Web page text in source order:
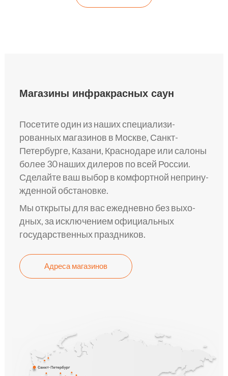
Магазины инфракрасных саун
Посе­тите один из наших специализи­
рованных мага­зинов в Москве, Санкт-
Петербурге, Казани, Краснодаре или сало­ны
более 30 наш­их дилеров по всей России.
Сделай­те ваш выбор в комфо­ртной неприну­
жденной обста­новке.
Мы откры­ты для вас ежедне­вно без выхо­
дных, за исключе­нием официа­льных
государстве­нных пра­здников.
Адреса магазинов